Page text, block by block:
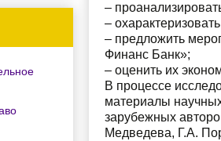
–
–
– предложить
Финанс Банк»;
– оценить их
В процессе
материалы
зарубежных
Медведева, Г.А.